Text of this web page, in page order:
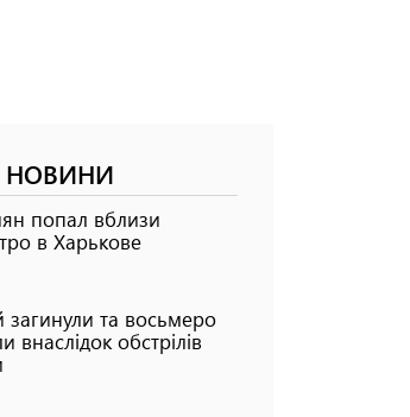
НОВИНИ
попал вблизи
в Харькове
та восьмеро
внаслідок обстрілів